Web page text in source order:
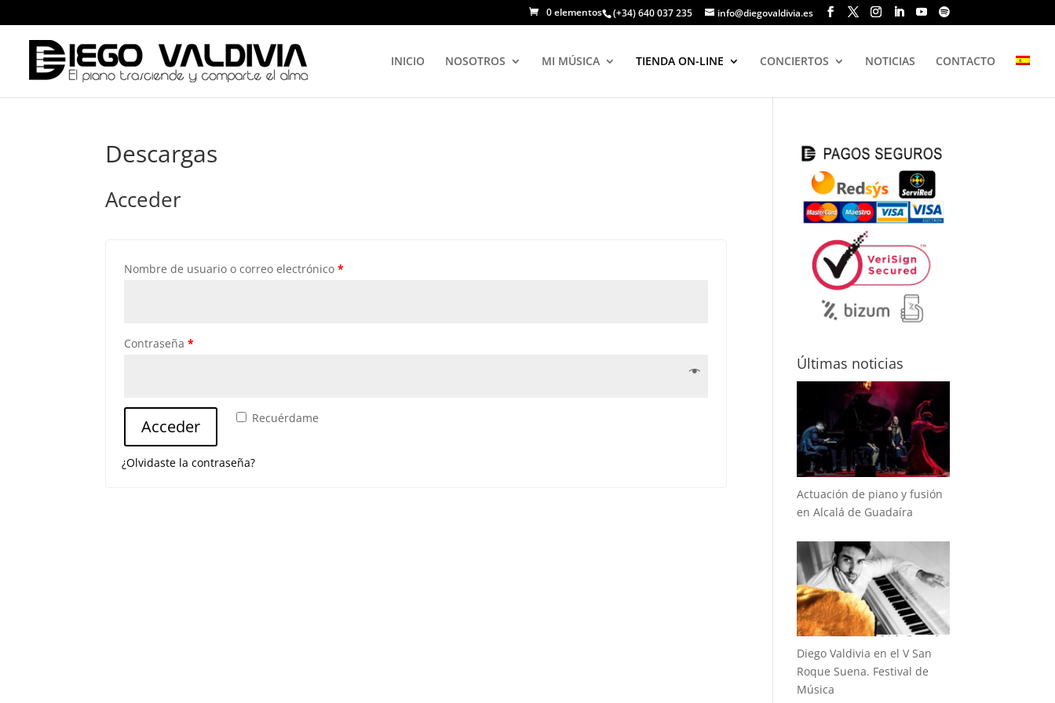
(+34) 640 037 235 info@diegovaldivia.es
0 elementos
INICIO NOSOTROS MI MÚSICA TIENDA ON-LINE CONCIERTOS NOTICIAS CONTACTO
Descargas
Acceder
Nombre de usuario o correo electrónico*
Contraseña*
Recuérdame
Acceder
¿Olvidaste la contraseña?
Últimas noticias
Actuación de piano y fusión
en Alcalá de Guadaíra
Diego Valdivia en el V San
Roque Suena. Festival de
Música